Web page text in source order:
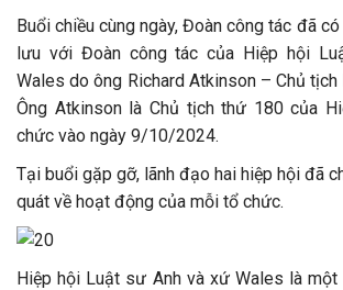
Buổi chiều cùng ngày, Đoàn công tác đã
lưu với Đoàn công tác của Hiệp hội
Wales do ông Richard Atkinson – Chủ tịch
Ông Atkinson là Chủ tịch thứ 180 của
chức vào ngày 9/10/2024.
Tại buổi gặp gỡ, lãnh đạo hai hiệp hội đã
quát về hoạt động của mỗi tổ chức.
Hiệp hội Luật sư Anh và xứ Wales là